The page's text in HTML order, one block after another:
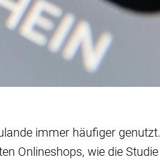
immer häufiger genutzt.
Onlineshops, wie die Studie